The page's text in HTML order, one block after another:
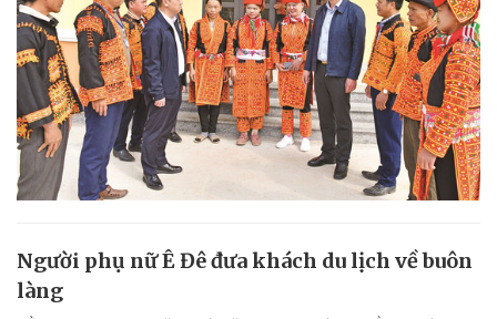
Người phụ nữ Ê Đê đưa khách du lịch về buôn
làng